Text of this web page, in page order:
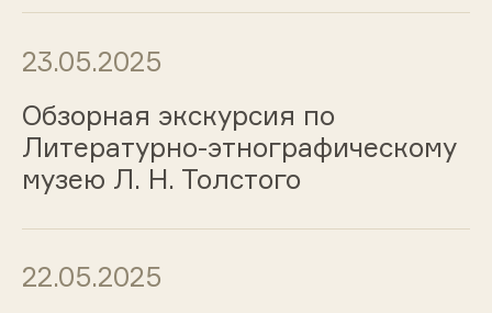
23.05.2025
Обзорная экскурсия по
Литературно-этнографическому
музею Л. Н. Толстого
22.05.2025